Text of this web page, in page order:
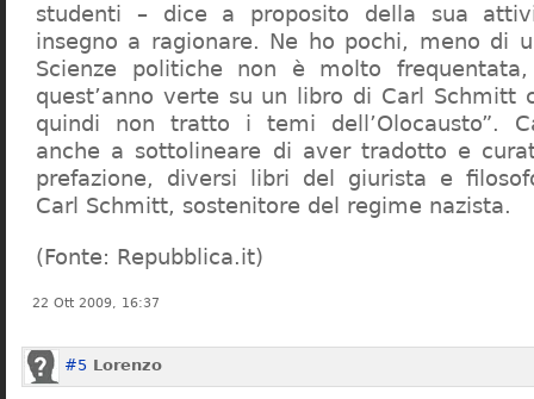
studenti – dice a proposito della sua
insegno a ragionare. Ne ho pochi, meno di
Scienze politiche non è molto
quest’anno verte su un libro di Carl Schmitt
quindi non tratto i temi dell’Olocausto”.
anche a sottolineare di aver tradotto e
prefazione, diversi libri del giurista e
Carl Schmitt, sostenitore del regime nazista.
(Fonte: Repubblica.it)
22 Ott 2009, 16:37
#5 Lorenzo